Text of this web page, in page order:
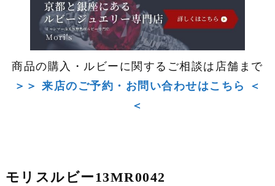
商品の購入・ルビーに関するご相談は店舗まで
＞＞ 来店のご予約・お問い合わせはこちら ＜
＜
モリスルビー13MR0042